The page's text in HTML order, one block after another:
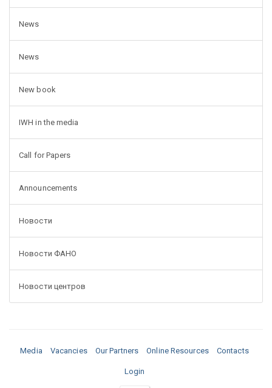
News
News
New book
IWH in the media
Call for Papers
Announcements
Новости
Новости ФАНО
Новости центров
Media Vacancies Our Partners Online Resources Contacts
Login